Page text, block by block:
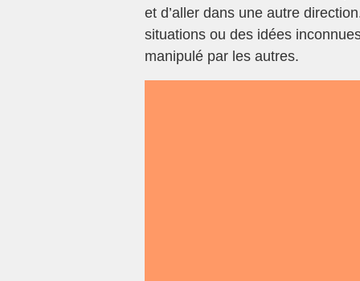
et d’aller dans une autre
situations ou des idées
manipulé par les autres.